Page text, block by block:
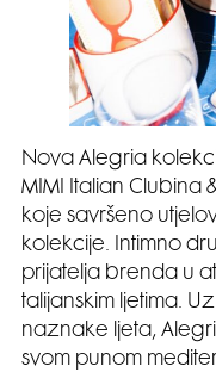
Nova Alegria
MIMI Italian Clubina
koje savršeno
kolekcije. Intimno
prijatelja brenda u
talijanskim ljetima.
naznake ljeta,
svom punom